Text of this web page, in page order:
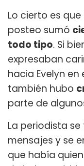
Lo cierto es
posteo sumó
todo tipo. Si
expresaban
hacia Evelyn
también hubo
parte de
La periodista
mensajes y se
que había